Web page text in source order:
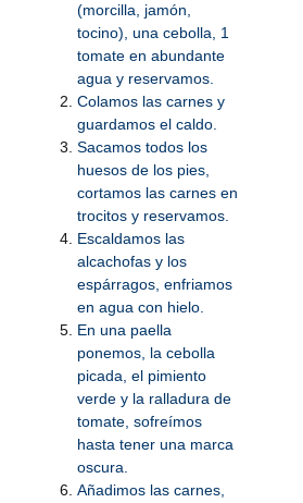
(morcilla, jamón,
tocino), una cebolla, 1
tomate en abundante
agua y reservamos.
Colamos las carnes y
guardamos el caldo.
Sacamos todos los
huesos de los pies,
cortamos las carnes en
trocitos y reservamos.
Escaldamos las
alcachofas y los
espárragos, enfriamos
en agua con hielo.
En una paella
ponemos, la cebolla
picada, el pimiento
verde y la ralladura de
tomate, sofreímos
hasta tener una marca
oscura.
Añadimos las carnes,